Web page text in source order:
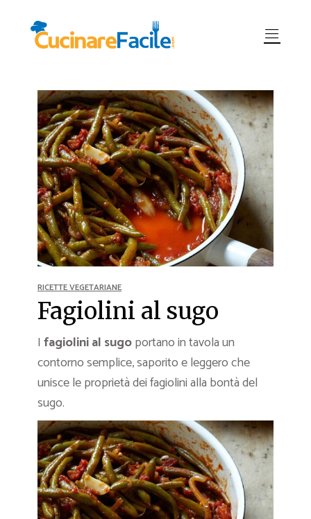
RICETTE VEGETARIANE
Fagiolini al sugo
I fagiolini al sugoportano in tavola un
contorno semplice, saporito e leggero che
unisce le proprietà dei fagiolini alla bontà del
sugo.